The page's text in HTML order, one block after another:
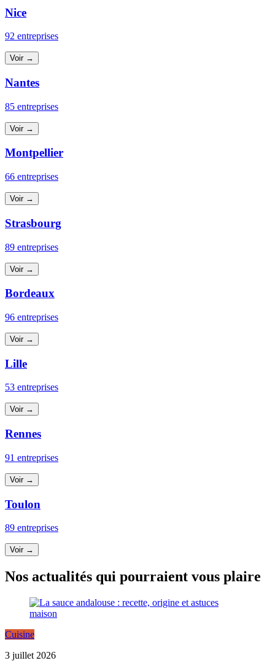
Nice
92 entreprises
Voir →
Nantes
85 entreprises
Voir →
Montpellier
66 entreprises
Voir →
Strasbourg
89 entreprises
Voir →
Bordeaux
96 entreprises
Voir →
Lille
53 entreprises
Voir →
Rennes
91 entreprises
Voir →
Toulon
89 entreprises
Voir →
Nos actualités qui pourraient vous plaire
Cuisine
3 juillet 2026